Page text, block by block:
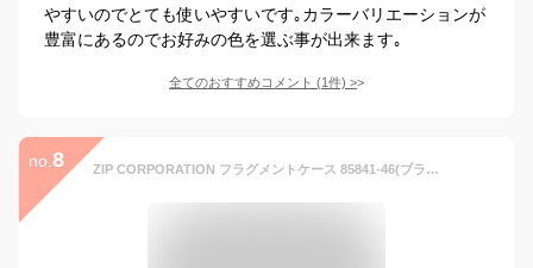
やすいのでとても使いやすいです｡カラーバリエーションが
豊富にあるのでお好みの色を選ぶ事が出来ます｡
全てのおすすめコメント (1件) >
no. 8 ZIP CORPORATION フラグメントケース 85841-46(ブラック) 財布 おしゃれ かわいい カード ケース BAG バッグ 婦人 女性 レディース 収納 使いやすい 約W13.5×H8.5cm ギフト プレゼント